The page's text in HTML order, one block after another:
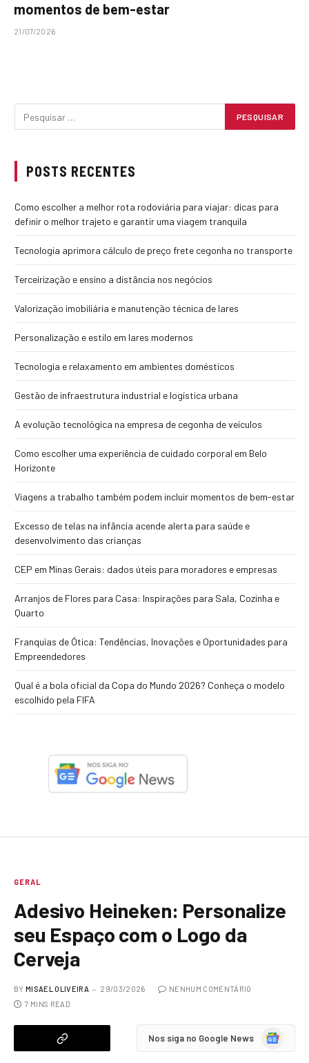
momentos de bem-estar
21/07/2026
POSTS RECENTES
Como escolher a melhor rota rodoviária para viajar: dicas para
definir o melhor trajeto e garantir uma viagem tranquila
Tecnologia aprimora cálculo de preço frete cegonha no transporte
Terceirização e ensino a distância nos negócios
Valorização imobiliária e manutenção técnica de lares
Personalização e estilo em lares modernos
Tecnologia e relaxamento em ambientes domésticos
Gestão de infraestrutura industrial e logística urbana
A evolução tecnológica na empresa de cegonha de veículos
Como escolher uma experiência de cuidado corporal em Belo
Horizonte
Viagens a trabalho também podem incluir momentos de bem-estar
Excesso de telas na infância acende alerta para saúde e
desenvolvimento das crianças
CEP em Minas Gerais: dados úteis para moradores e empresas
Arranjos de Flores para Casa: Inspirações para Sala, Cozinha e
Quarto
Franquias de Ótica: Tendências, Inovações e Oportunidades para
Empreendedores
Qual é a bola oficial da Copa do Mundo 2026? Conheça o modelo
escolhido pela FIFA
GERAL
Adesivo Heineken: Personalize
seu Espaço com o Logo da
Cerveja
BY MISAEL OLIVEIRA 29/03/2026
NENHUM COMENTÁRIO
7 MINS READ
Nos siga no Google News
Google